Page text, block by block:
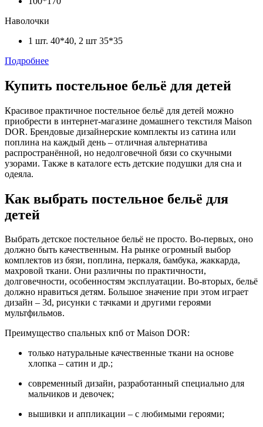
Наволочки
1 шт. 40*40, 2 шт 35*35
Подробнее
Купить постельное бельё для детей
Красивое практичное постельное бельё для детей можно
приобрести в интернет-магазине домашнего текстиля Maison
DOR. Брендовые дизайнерские комплекты из сатина или
поплина на каждый день – отличная альтернатива
распространённой, но недолговечной бязи со скучными
узорами. Также в каталоге есть детские подушки для сна и
одеяла.
Как выбрать постельное бельё для
детей
Выбрать детское постельное бельё не просто. Во-первых, оно
должно быть качественным. На рынке огромный выбор
комплектов из бязи, поплина, перкаля, бамбука, жаккарда,
махровой ткани. Они различны по практичности,
долговечности, особенностям эксплуатации. Во-вторых, бельё
должно нравиться детям. Большое значение при этом играет
дизайн – 3d, рисунки с тачками и другими героями
мультфильмов.
Преимущество спальных кпб от Maison DOR:
только натуральные качественные ткани на основе
хлопка – сатин и др.;
современный дизайн, разработанный специально для
мальчиков и девочек;
вышивки и аппликации – с любимыми героями;